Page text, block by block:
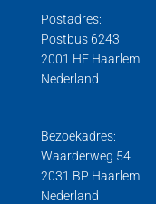
Postadres:
Postbus 6243
2001 HE Haarlem
Nederland
Bezoekadres:
Waarderweg 54
2031 BP Haarlem
Nederland